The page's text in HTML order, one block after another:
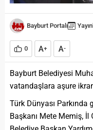
Bayburt Portalı
0 A+ A-
Bayburt Belediyesi
vatandaşlara aşure
Türk Dünyası Parkında
Başkanı Mete Memiş, İl